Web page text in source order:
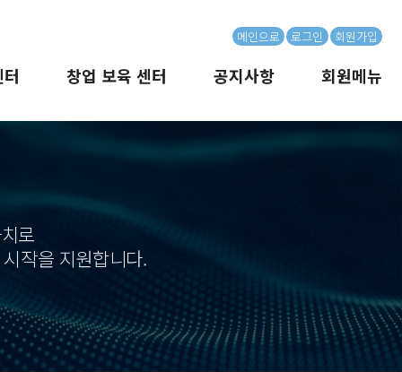
메인으로 로그인 회원가입
창업 보육 센터 공지사항 회원메뉴
로
작을 지원합니다.